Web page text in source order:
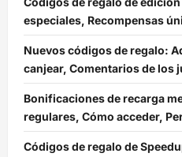
especiales, Recompensas
Nuevos códigos de regalo:
canjear, Comentarios de los
Bonificaciones de recarga
regulares, Cómo acceder,
Códigos de regalo de